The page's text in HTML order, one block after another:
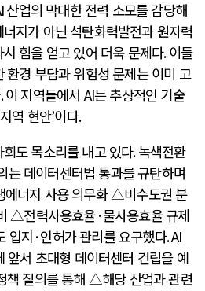
산업의 막대한 전력 소모를 감당해
지가 아닌 석탄화력발전과 원자력
힘을 얻고 있어 더욱 문제다.이들
환경 부담과 위험성 문제는 이미 고
.이 지역들에서AI는 추상적인 기술
지역 현안’이다.
도 목소리를 내고 있다.녹색전환
는 데이터센터법 통과를 규탄하며
너지 사용 의무화 △비수도권 분
△전력사용효율·물사용효율 규제
입지 ·인허가 관리를 요구했다. AI
앞서 초대형 데이터센터 건립을 예
책 질의를 통해 △해당 산업과 관련